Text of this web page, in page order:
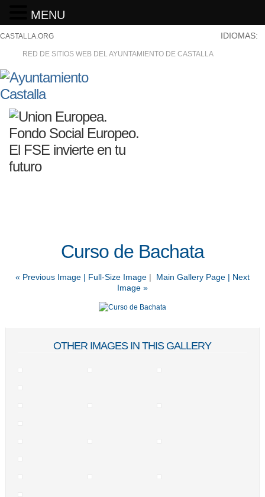
CASTALLA.ORG
RED DE SITIOS WEB DEL AYUNTAMIENTO DE CASTALLA
IDIOMAS:
Curso de Bachata
« Previous Image | Full-Size Image| Main Gallery Page | Next
Image »
OTHER IMAGES IN THIS GALLERY
MENU